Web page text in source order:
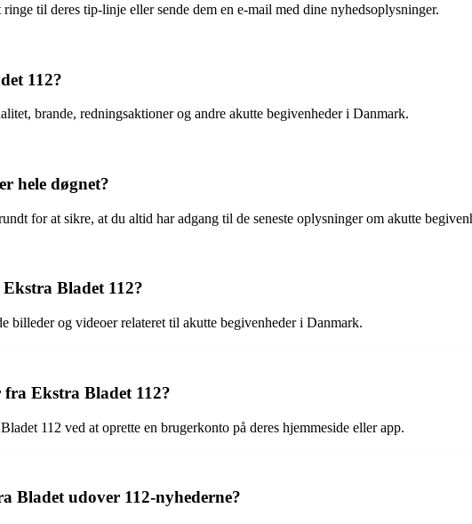
til deres tip-linje eller sende dem en e-mail med dine nyhedsoplysninger.
112?
brande, redningsaktioner og andre akutte begivenheder i Danmark.
hele døgnet?
for at sikre, at du altid har adgang til de seneste oplysninger om akutte
Bladet 112?
billeder og videoer relateret til akutte begivenheder i Danmark.
Ekstra Bladet 112?
112 ved at oprette en brugerkonto på deres hjemmeside eller app.
Bladet udover 112-nyhederne?